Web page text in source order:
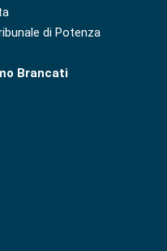
di Potenza
Brancati